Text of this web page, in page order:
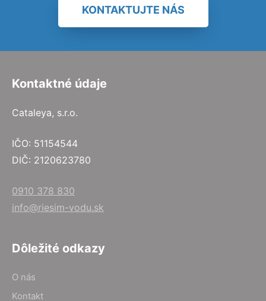
KONTAKTUJTE NÁS
Kontaktné údaje
Cataleya, s.r.o.
IČO: 51154544
DIČ: 2120623780
0910 378 830
info@riesim-vodu.sk
Dôležité odkazy
O nás
Kontakt